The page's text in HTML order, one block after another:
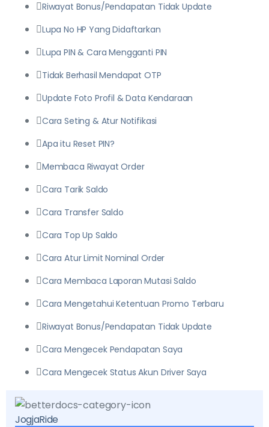
Riwayat Bonus/Pendapatan Tidak Update
Lupa No HP Yang Didaftarkan
Lupa PIN & Cara Mengganti PIN
Tidak Berhasil Mendapat OTP
Update Foto Profil & Data Kendaraan
Cara Seting & Atur Notifikasi
Apa itu Reset PIN?
Membaca Riwayat Order
Cara Tarik Saldo
Cara Transfer Saldo
Cara Top Up Saldo
Cara Atur Limit Nominal Order
Cara Membaca Laporan Mutasi Saldo
Cara Mengetahui Ketentuan Promo Terbaru
Riwayat Bonus/Pendapatan Tidak Update
Cara Mengecek Pendapatan Saya
Cara Mengecek Status Akun Driver Saya
JogjaRide